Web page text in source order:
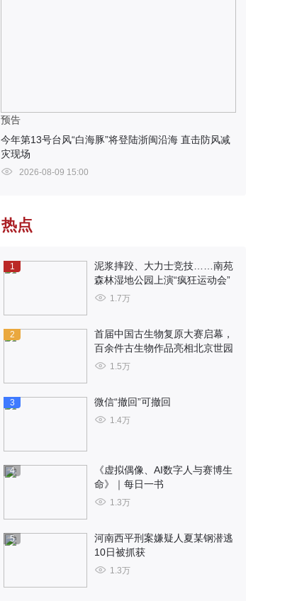
预告
今年第13号台风“白海豚”将登陆浙闽沿海 直击防风减
灾现场
2026-08-09 15:00
热点
1
泥浆摔跤、大力士竞技……南苑
森林湿地公园上演“疯狂运动会”
1.7万
2
首届中国古生物复原大赛启幕，
百余件古生物作品亮相北京世园
1.5万
3 微信“撤回”可撤回
1.4万
4
《虚拟偶像、AI数字人与赛博生
命》｜每日一书
1.3万
5
河南西平刑案嫌疑人夏某钢潜逃
10日被抓获
1.3万